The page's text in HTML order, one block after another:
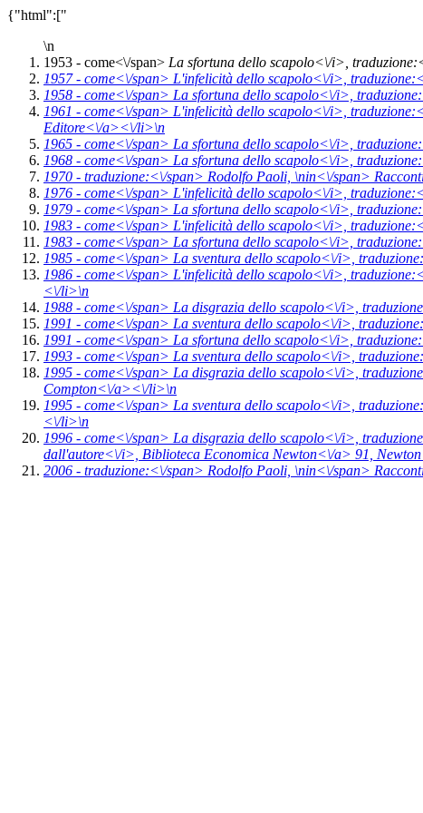
{"html":["
\n
1953 - come<\/span> La sfortuna dello scapolo<\/i>,
1957 - come<\/span> L'infelicità dello scapolo<\/i>,
1958 - come<\/span> La sfortuna dello scapolo<\/i>,
1961 - come<\/span> L'infelicità dello scapolo<\/i>,
Editore<\/a><\/li>\n
1965 - come<\/span> La sfortuna dello scapolo<\/i>,
1968 - come<\/span> La sfortuna dello scapolo<\/i>,
1970 - traduzione:<\/span> Rodolfo Paoli, \nin<\/span>
1976 - come<\/span> L'infelicità dello scapolo<\/i>,
1979 - come<\/span> La sfortuna dello scapolo<\/i>,
1983 - come<\/span> L'infelicità dello scapolo<\/i>,
1983 - come<\/span> La sfortuna dello scapolo<\/i>,
1985 - come<\/span> La sventura dello scapolo<\/i>,
1986 - come<\/span> L'infelicità dello scapolo<\/i>,
<\/li>\n
1988 - come<\/span> La disgrazia dello scapolo<\/i>,
1991 - come<\/span> La sventura dello scapolo<\/i>,
1991 - come<\/span> La sfortuna dello scapolo<\/i>,
1993 - come<\/span> La sventura dello scapolo<\/i>,
1995 - come<\/span> La disgrazia dello scapolo<\/i>,
Compton<\/a><\/li>\n
1995 - come<\/span> La sventura dello scapolo<\/i>,
<\/li>\n
1996 - come<\/span> La disgrazia dello scapolo<\/i>,
dall'autore<\/i>, Biblioteca Economica Newton<\/a> 91,
2006 - traduzione:<\/span> Rodolfo Paoli, \nin<\/span>